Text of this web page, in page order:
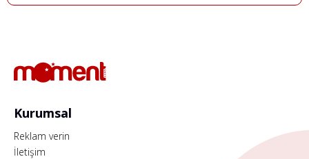
Kurumsal
Reklam verin
İletişim